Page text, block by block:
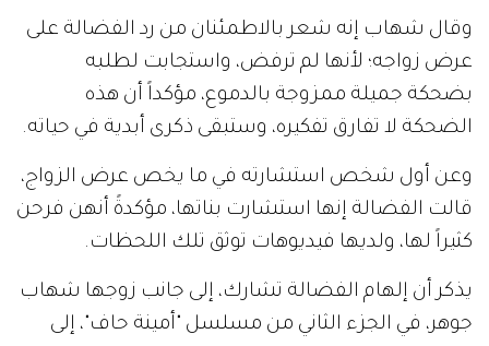
وقال شهاب إنه شعر بالاطمئنان من رد الفضالة على
عرض زواجه؛ لأنها لم ترفض، واستجابت لطلبه
بضحكة جميلة ممزوجة بالدموع، مؤكداً أن هذه
الضحكة لا تفارق تفكيره، وستبقى ذكرى أبدية في حياته.
وعن أول شخص استشارته في ما يخص عرض الزواج،
قالت الفضالة إنها استشارت بناتها، مؤكدةً أنهن فرحن
كثيراً لها، ولديها فيديوهات توثق تلك اللحظات.
يذكر أن إلهام الفضالة تشارك، إلى جانب زوجها شهاب
جوهر، في الجزء الثاني من مسلسل "أمينة حاف"، إلى